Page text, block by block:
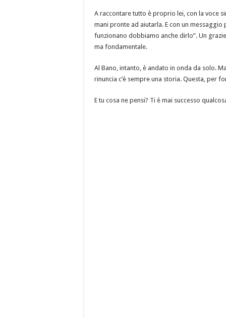
A raccontare tutto è proprio lei, con la voce
mani pronte ad aiutarla. E con un
funzionano dobbiamo anche dirlo”. Un
ma fondamentale.
Al Bano, intanto, è andato in onda da solo.
rinuncia c’è sempre una storia. Questa, per
E tu cosa ne pensi? Ti è mai successo